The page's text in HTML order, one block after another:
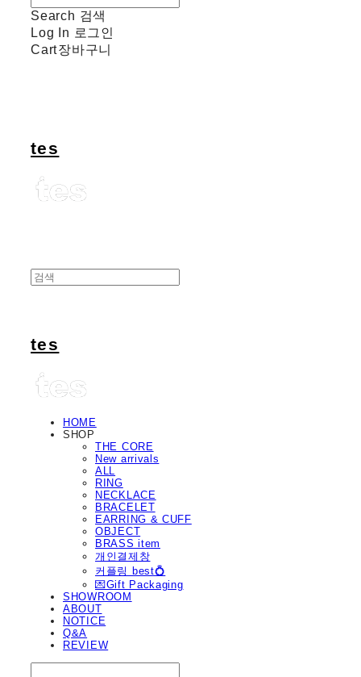
Search 검색
Log In 로그인
Cart장바구니
tes
tes
HOME
SHOP
THE CORE
New arrivals
ALL
RING
NECKLACE
BRACELET
EARRING & CUFF
OBJECT
BRASS item
개인결제창
커플링 best💍
💌Gift Packaging
SHOWROOM
ABOUT
NOTICE
Q&A
REVIEW